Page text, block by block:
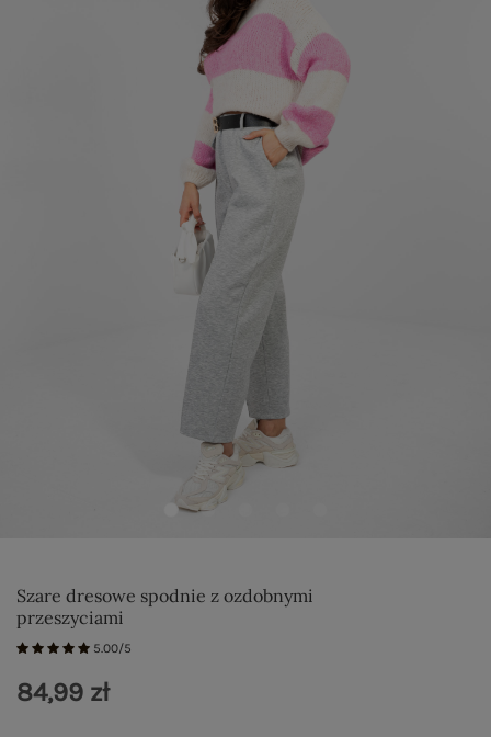
Szare dresowe spodnie z ozdobnymi
przeszyciami
5.00/5
84,99 zł